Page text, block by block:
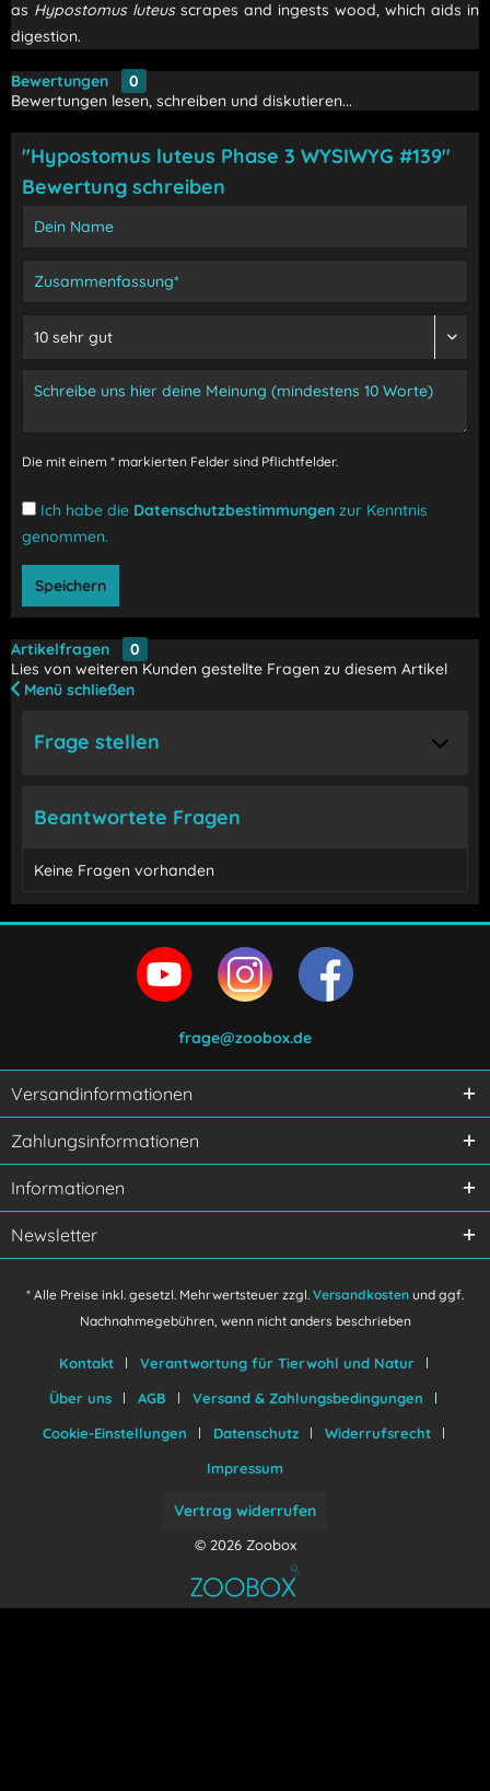
as Hypostomus luteusscrapes and ingests wood, which aids in
digestion.
Bewertungen
0
Bewertungen lesen, schreiben und diskutieren...
"Hypostomus luteus Phase 3 WYSIWYG #139"
Bewertung schreiben
Die mit einem * markierten Felder sind Pflichtfelder.
Ich habe die Datenschutzbestimmungen zur Kenntnis
genommen.
Speichern
Artikelfragen
0
Lies von weiteren Kunden gestellte Fragen zu diesem Artikel
Menü schließen
Frage stellen
Ich habe die
verstanden und stimme zu.
Mit * gekennzeichnete Felder sind Pflichtfelder.
Senden
Beantwortete Fragen
Keine Fragen vorhanden
frage@zoobox.de
Versandinformationen
Zahlungsinformationen
Informationen
Newsletter
* Alle Preise inkl. gesetzl. Mehrwertsteuer zzgl. Versandkosten und ggf.
Nachnahmegebühren, wenn nicht anders beschrieben
Kontakt
Verantwortung für Tierwohl und Natur
Über uns
AGB
Versand & Zahlungsbedingungen
Cookie-Einstellungen
Datenschutz
Widerrufsrecht
Impressum
Vertrag widerrufen
© 2026 Zoobox